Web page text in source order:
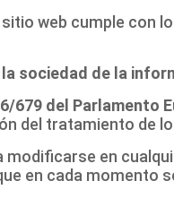
web cumple con
la sociedad de la
679 del Parlamento
del tratamiento de
modificarse en
en cada momento